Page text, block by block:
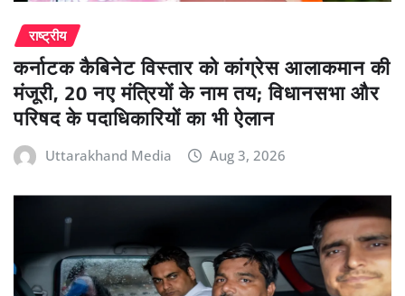
राष्ट्रीय
कर्नाटक कैबिनेट विस्तार को कांग्रेस आलाकमान की
मंजूरी, 20 नए मंत्रियों के नाम तय; विधानसभा और
परिषद के पदाधिकारियों का भी ऐलान
Uttarakhand Media Aug 3, 2026